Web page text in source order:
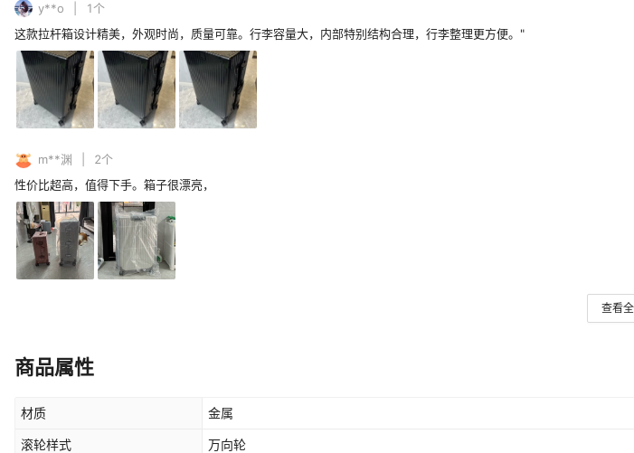
y**o 1个
这款拉杆箱设计精美，外观时尚，质量可靠。行李容量大，内部特别结构合理，行李整理更方便。"
m**渊 2个
性价比超高，值得下手。箱子很漂亮，
查看
商品属性
材质 金属
滚轮样式 万向轮